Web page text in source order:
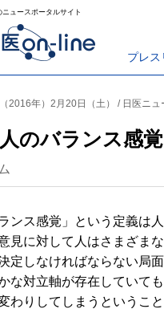
ニュースポータルサイト
プレス
2016年）2月20日（土） / 日医ニュ
のバランス感覚
ンス感覚」という定義は
見に対して人はさまざま
定しなければならない局
な対立軸が存在していて
わりしてしまうというこ